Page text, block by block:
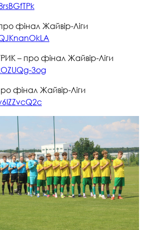
фінал Жайвір-Ліги
– про фінал Жайвір-Ліги
3og
фінал Жайвір-Ліги